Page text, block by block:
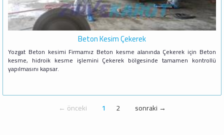
Beton Kesim Çekerek
Yozgat Beton kesimi Firmamız Beton kesme alanında Çekerek için Beton
kesme, hidroik kesme işlemini Çekerek bölgesinde tamamen kontrollü
yapılmasını kapsar.
← önceki 1 2 sonraki →